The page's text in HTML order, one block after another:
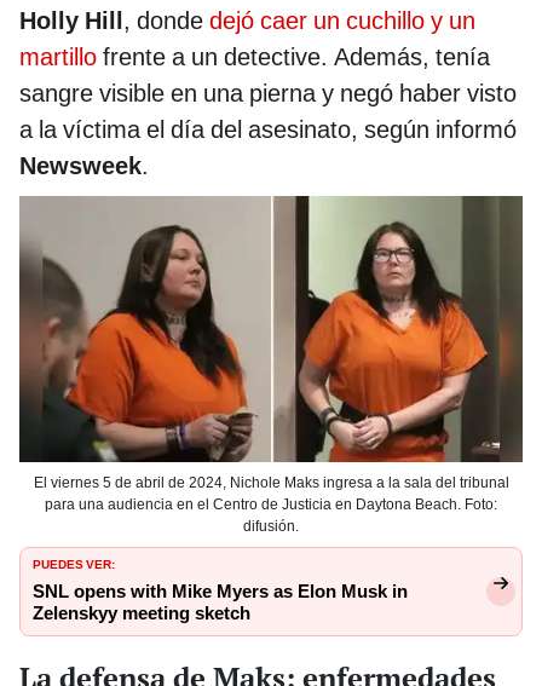
Holly Hill, donde dejó caer un cuchillo y un
martillo frente a un detective. Además, tenía
sangre visible en una pierna y negó haber visto
a la víctima el día del asesinato, según informó
Newsweek.
El viernes 5 de abril de 2024, Nichole Maks ingresa a la sala del tribunal
para una audiencia en el Centro de Justicia en Daytona Beach. Foto:
difusión.
PUEDES VER:
SNL opens with Mike Myers as Elon Musk in
Zelenskyy meeting sketch
La defensa de Maks: enfermedades